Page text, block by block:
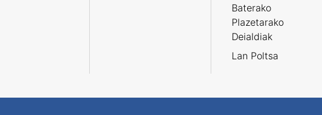
Baterako
Plazetarako
Deialdiak
Lan Poltsa